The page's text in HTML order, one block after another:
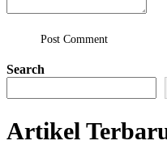
Post Comment
Search
Artikel